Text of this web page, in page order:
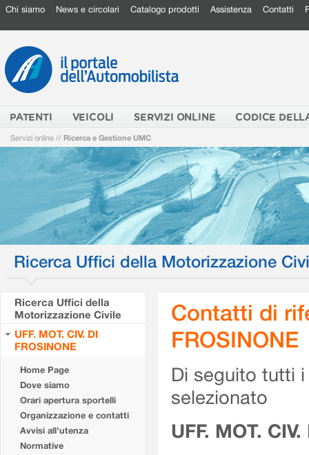
Chi siamo News e circolari Catalogo prodotti Assistenza Contatti
PATENTI VEICOLI SERVIZI ONLINE CODICE
Servizi online // Ricerca e Gestione UMC
Ricerca Uffici della Motorizzazione
Ricerca Uffici della
Motorizzazione Civile
UFF. MOT. CIV. DI
FROSINONE
Home Page
Dove siamo
Orari apertura sportelli
Organizzazione e contatti
Avvisi all'utenza
Normative
Contatti di
FROSINONE
Di seguito tutti
selezionato
UFF. MOT.